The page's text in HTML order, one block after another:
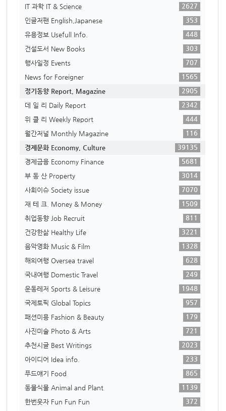
IT 과학 IT & Science
2627
인글저팬 English,Japanese
353
유용정보 Usefull Info.
448
건설도서 New Books
303
행사일정 Events
707
News for Foreigner
1565
정기동향 Report, Magazine
2905
데 일 리 Daily Report
2342
위 클 리 Weekly Report
444
월간저널 Monthly Magazine
116
경제문화 Economy, Culture
39135
경제금융 Economy Finance
5681
부 동 산 Property
3014
사회이슈 Society issue
7070
재 테 크. Money & Money
1509
취업동향 Job Recruit
811
건강한삶 Healthy Life
3221
음악영화 Music & Film
1328
해외여행 Oversea travel
628
국내여행 Domestic Travel
249
운동레저 Sports & Leisure
1948
국제토픽 Global Topics
957
패션미용 Fashion & Beauty
179
사진미술 Photo & Arts
721
추천시글 Best Writings
2023
아이디어 Idea info.
233
푸드얘기 Food
865
동물식물 Animal and Plant
1139
한번웃자 Fun Fun Fun
372